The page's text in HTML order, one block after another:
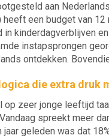
aan
heeft een budget van
in kinderdagverblijven
instapsprongen
ontdekken.
die extra druk
op zeer jonge leeftijd
spreekt meer
jaar geleden was dat